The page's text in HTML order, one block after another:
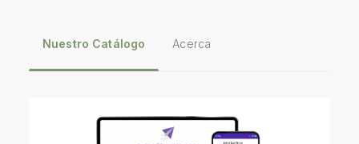
Nuestro Catálogo Acerca